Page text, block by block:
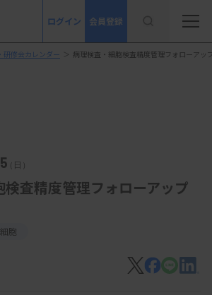
ログイン 会員登録
研修会カレンダー ＞ 病理検査・細胞検査精度管理フォローアッ
（日）
査精度管理フォローアップ
胞